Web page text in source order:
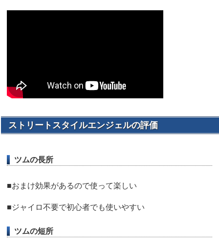
ストリートスタイルエンジェルの評価
ツムの長所
■おまけ効果があるので使って楽しい
■ジャイロ不要で初心者でも使いやすい
ツムの短所